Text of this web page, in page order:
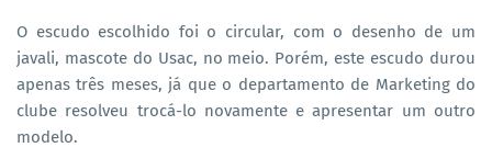
O escudo escolhido foi o circular, com o desenho de um
javali, mascote do Usac, no meio. Porém, este escudo durou
apenas três meses, já que o departamento de Marketing do
clube resolveu trocá-lo novamente e apresentar um outro
modelo.